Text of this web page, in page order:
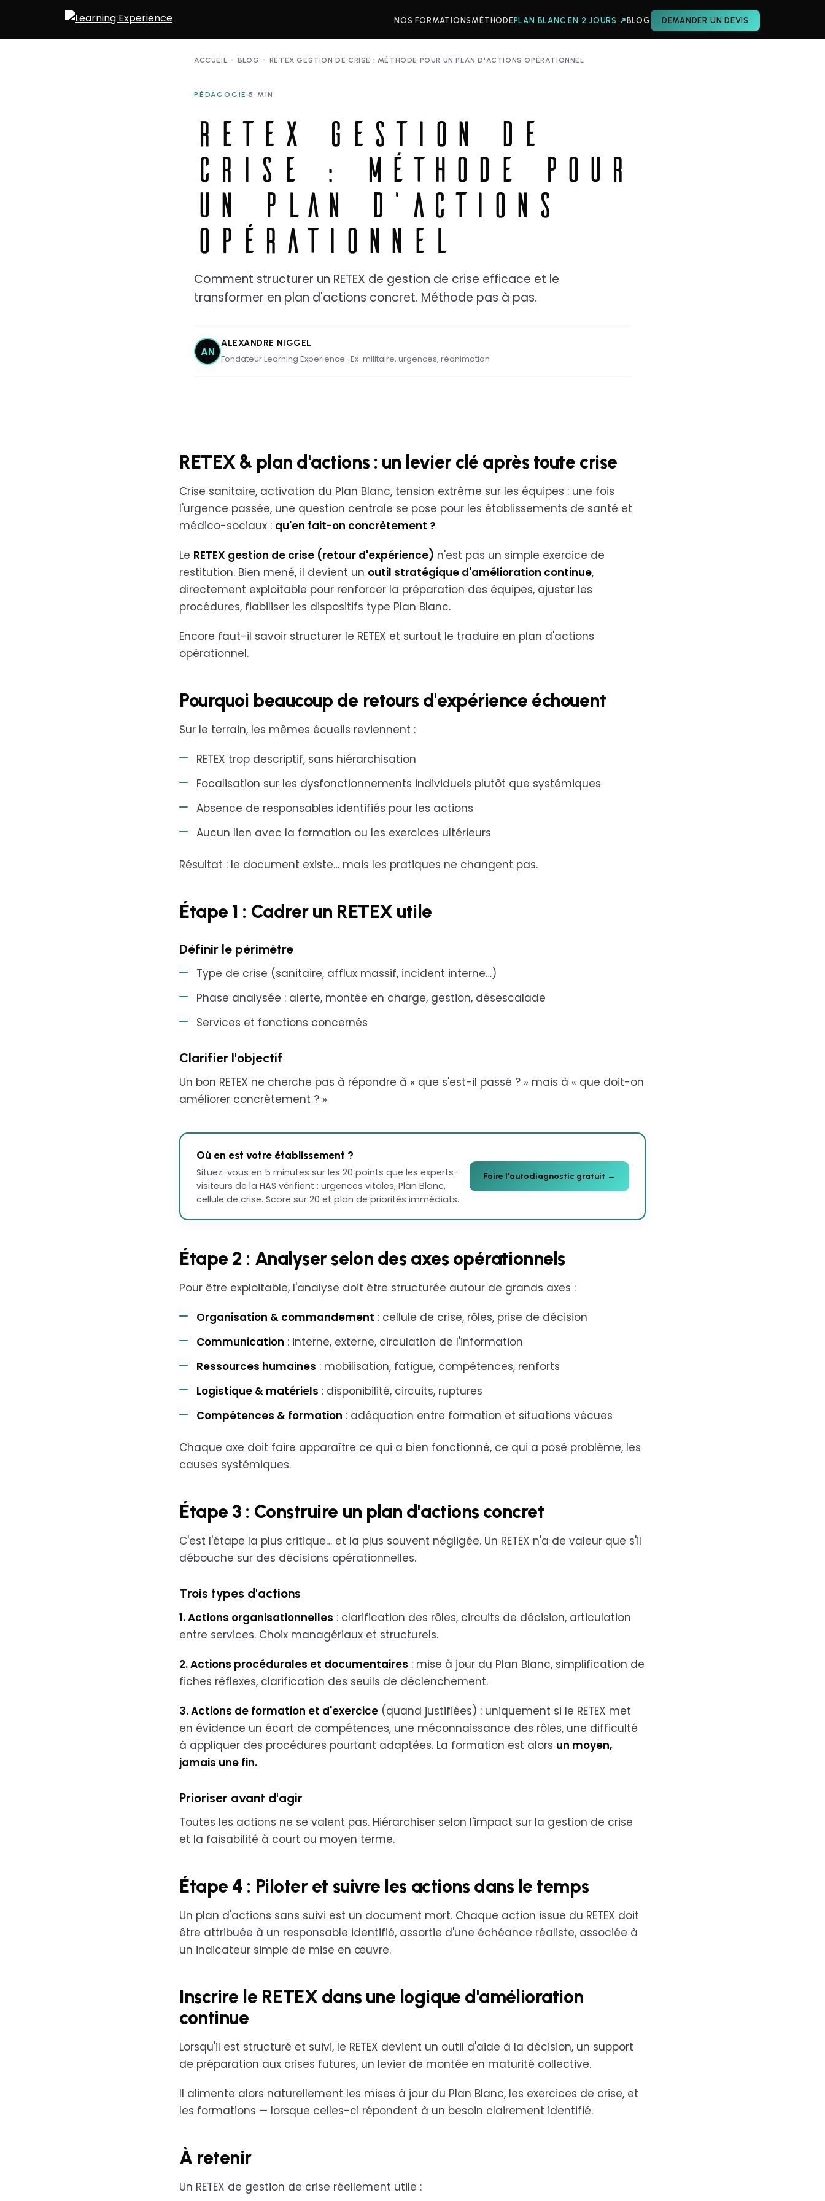
NOS FORMATIONS MÉTHODEPLAN BLANC EN 2 JOURS ↗BLOG DEMANDER UN DEVIS
ACCUEIL › BLOG › RETEX GESTION DE CRISE : MÉTHODE POUR UN PLAN D'ACTIONS OPÉRATIONNEL
PÉDAGOGIE 5 MIN
RETEX GESTION DE
CRISE : MÉTHODE POUR
UN PLAN D'ACTIONS
OPÉRATIONNEL
Comment structurer un RETEX de gestion de crise efficace et le
transformer en plan d'actions concret. Méthode pas à pas.
AN
ALEXANDRE NIGGEL
Fondateur Learning Experience · Ex-militaire, urgences, réanimation
RETEX & plan d'actions : un levier clé après toute crise
Crise sanitaire, activation du Plan Blanc, tension extrême sur les équipes : une fois
l'urgence passée, une question centrale se pose pour les établissements de santé et
médico-sociaux : qu'en fait-on concrètement ?
Le RETEX gestion de crise (retour d'expérience) n'est pas un simple exercice de
restitution. Bien mené, il devient un outil stratégique d'amélioration continue,
directement exploitable pour renforcer la préparation des équipes, ajuster les
procédures, fiabiliser les dispositifs type Plan Blanc.
Encore faut-il savoir structurer le RETEX et surtout le traduire en plan d'actions
opérationnel.
Pourquoi beaucoup de retours d'expérience échouent
Sur le terrain, les mêmes écueils reviennent :
RETEX trop descriptif, sans hiérarchisation
Focalisation sur les dysfonctionnements individuels plutôt que systémiques
Absence de responsables identifiés pour les actions
Aucun lien avec la formation ou les exercices ultérieurs
Résultat : le document existe… mais les pratiques ne changent pas.
Étape 1 : Cadrer un RETEX utile
Définir le périmètre
Type de crise (sanitaire, afflux massif, incident interne…)
Phase analysée : alerte, montée en charge, gestion, désescalade
Services et fonctions concernés
Clarifier l'objectif
Un bon RETEX ne cherche pas à répondre à « que s'est-il passé ? » mais à « que doit-on
améliorer concrètement ? »
Où en est votre établissement ?
Situez-vous en 5 minutes sur les 20 points que les experts-
visiteurs de la HAS vérifient : urgences vitales, Plan Blanc,
cellule de crise. Score sur 20 et plan de priorités immédiats.
Faire l'autodiagnostic gratuit →
Étape 2 : Analyser selon des axes opérationnels
Pour être exploitable, l'analyse doit être structurée autour de grands axes :
Organisation & commandement : cellule de crise, rôles, prise de décision
Communication : interne, externe, circulation de l'information
Ressources humaines : mobilisation, fatigue, compétences, renforts
Logistique & matériels : disponibilité, circuits, ruptures
Compétences & formation : adéquation entre formation et situations vécues
Chaque axe doit faire apparaître ce qui a bien fonctionné, ce qui a posé problème, les
causes systémiques.
Étape 3 : Construire un plan d'actions concret
C'est l'étape la plus critique… et la plus souvent négligée. Un RETEX n'a de valeur que s'il
débouche sur des décisions opérationnelles.
Trois types d'actions
1. Actions organisationnelles : clarification des rôles, circuits de décision, articulation
entre services. Choix managériaux et structurels.
2. Actions procédurales et documentaires : mise à jour du Plan Blanc, simplification de
fiches réflexes, clarification des seuils de déclenchement.
3. Actions de formation et d'exercice (quand justifiées) : uniquement si le RETEX met
en évidence un écart de compétences, une méconnaissance des rôles, une difficulté
à appliquer des procédures pourtant adaptées. La formation est alors un moyen,
jamais une fin.
Prioriser avant d'agir
Toutes les actions ne se valent pas. Hiérarchiser selon l'impact sur la gestion de crise
et la faisabilité à court ou moyen terme.
Étape 4 : Piloter et suivre les actions dans le temps
Un plan d'actions sans suivi est un document mort. Chaque action issue du RETEX doit
être attribuée à un responsable identifié, assortie d'une échéance réaliste, associée à
un indicateur simple de mise en œuvre.
Inscrire le RETEX dans une logique d'amélioration
continue
Lorsqu'il est structuré et suivi, le RETEX devient un outil d'aide à la décision, un support
de préparation aux crises futures, un levier de montée en maturité collective.
Il alimente alors naturellement les mises à jour du Plan Blanc, les exercices de crise, et
les formations — lorsque celles-ci répondent à un besoin clairement identifié.
À retenir
Un RETEX de gestion de crise réellement utile :